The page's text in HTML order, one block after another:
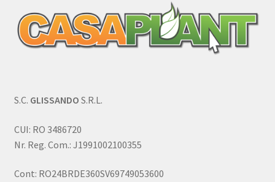
S.C. GLISSANDO S.R.L.
CUI: RO 3486720
Nr. Reg. Com.: J1991002100355
Cont: RO24BRDE360SV69749053600